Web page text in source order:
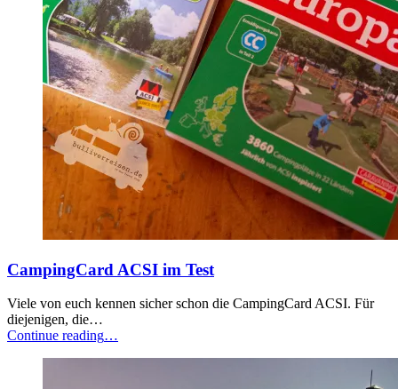
CampingCard ACSI im Test
Viele von euch kennen sicher schon die CampingCard ACSI. Für
diejenigen, die…
Continue reading“CampingCard
…